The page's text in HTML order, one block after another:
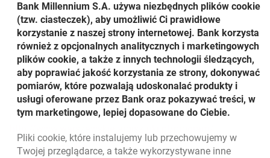
realizację kolekcjonerskiej pasji, niezależnie czy mówimy o
obrazach, biżuterii czy antykach. Przykład krajów
zachodnich pokazuje, że aukcje osiągają coraz większe
obroty, a pojedyncze dzieła sztuki – coraz wyższe ceny–
mówi Arkadiusz Stolarski, Dyrektor Departamentu
Bankowości Prywatnej Banku Millennium.
Z programem wydarzeń targowych można zapoznać się
na stronie:
Powrót do listy
Bank Millennium S.A. używa niezbędnych plików cookie
(tzw. ciasteczek), aby umożliwić Ci prawidłowe
korzystanie z naszej strony internetowej. Bank korzysta
również z opcjonalnych analitycznych i marketingowych
plików cookie, a także z innych technologii śledzących,
aby poprawiać jakość korzystania ze strony, dokonywać
pomiarów, które pozwalają udoskonalać produkty i
usługi oferowane przez Bank oraz pokazywać treści, w
tym marketingowe, lepiej dopasowane do Ciebie.
Pliki cookie, które instalujemy lub przechowujemy w
Twojej przeglądarce, a także wykorzystywane inne